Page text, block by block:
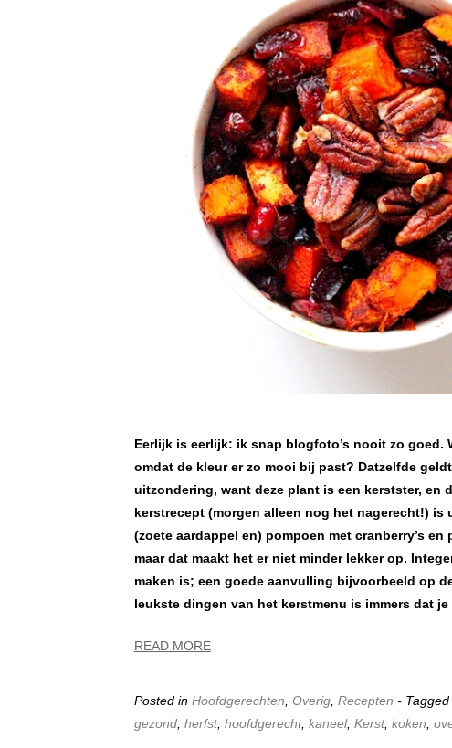
Eerlijk is eerlijk: ik snap blogfoto’s nooit zo goed.
omdat de kleur er zo mooi bij past? Datzelfde
uitzondering, want deze plant is een kerstster, en
kerstrecept (morgen alleen nog het nagerecht!)
(zoete aardappel en) pompoen met cranberry’s
maar dat maakt het er niet minder lekker op.
maken is; een goede aanvulling bijvoorbeeld op
leukste dingen van het kerstmenu is immers dat
READ MORE
Posted in Hoofdgerechten Overig Recepten - Tagged
gezond herfst, hoofdgerecht, kaneel, Kerst, koken